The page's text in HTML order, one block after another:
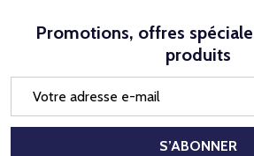
Promotions, offres
produits
mail
S’ABONNER